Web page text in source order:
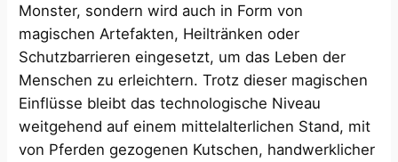
Monster, sondern wird auch in Form von
magischen Artefakten, Heiltränken oder
Schutzbarrieren eingesetzt, um das Leben der
Menschen zu erleichtern. Trotz dieser magischen
Einflüsse bleibt das technologische Niveau
weitgehend auf einem mittelalterlichen Stand, mit
von Pferden gezogenen Kutschen, handwerklicher